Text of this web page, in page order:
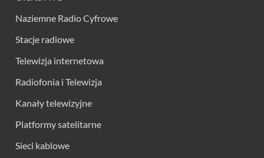
Naziemne Radio Cyfrowe
Stacje radiowe
Telewizja internetowa
Radiofonia i Telewizja
Kanały telewizyjne
Platformy satelitarne
Sieci kablowe